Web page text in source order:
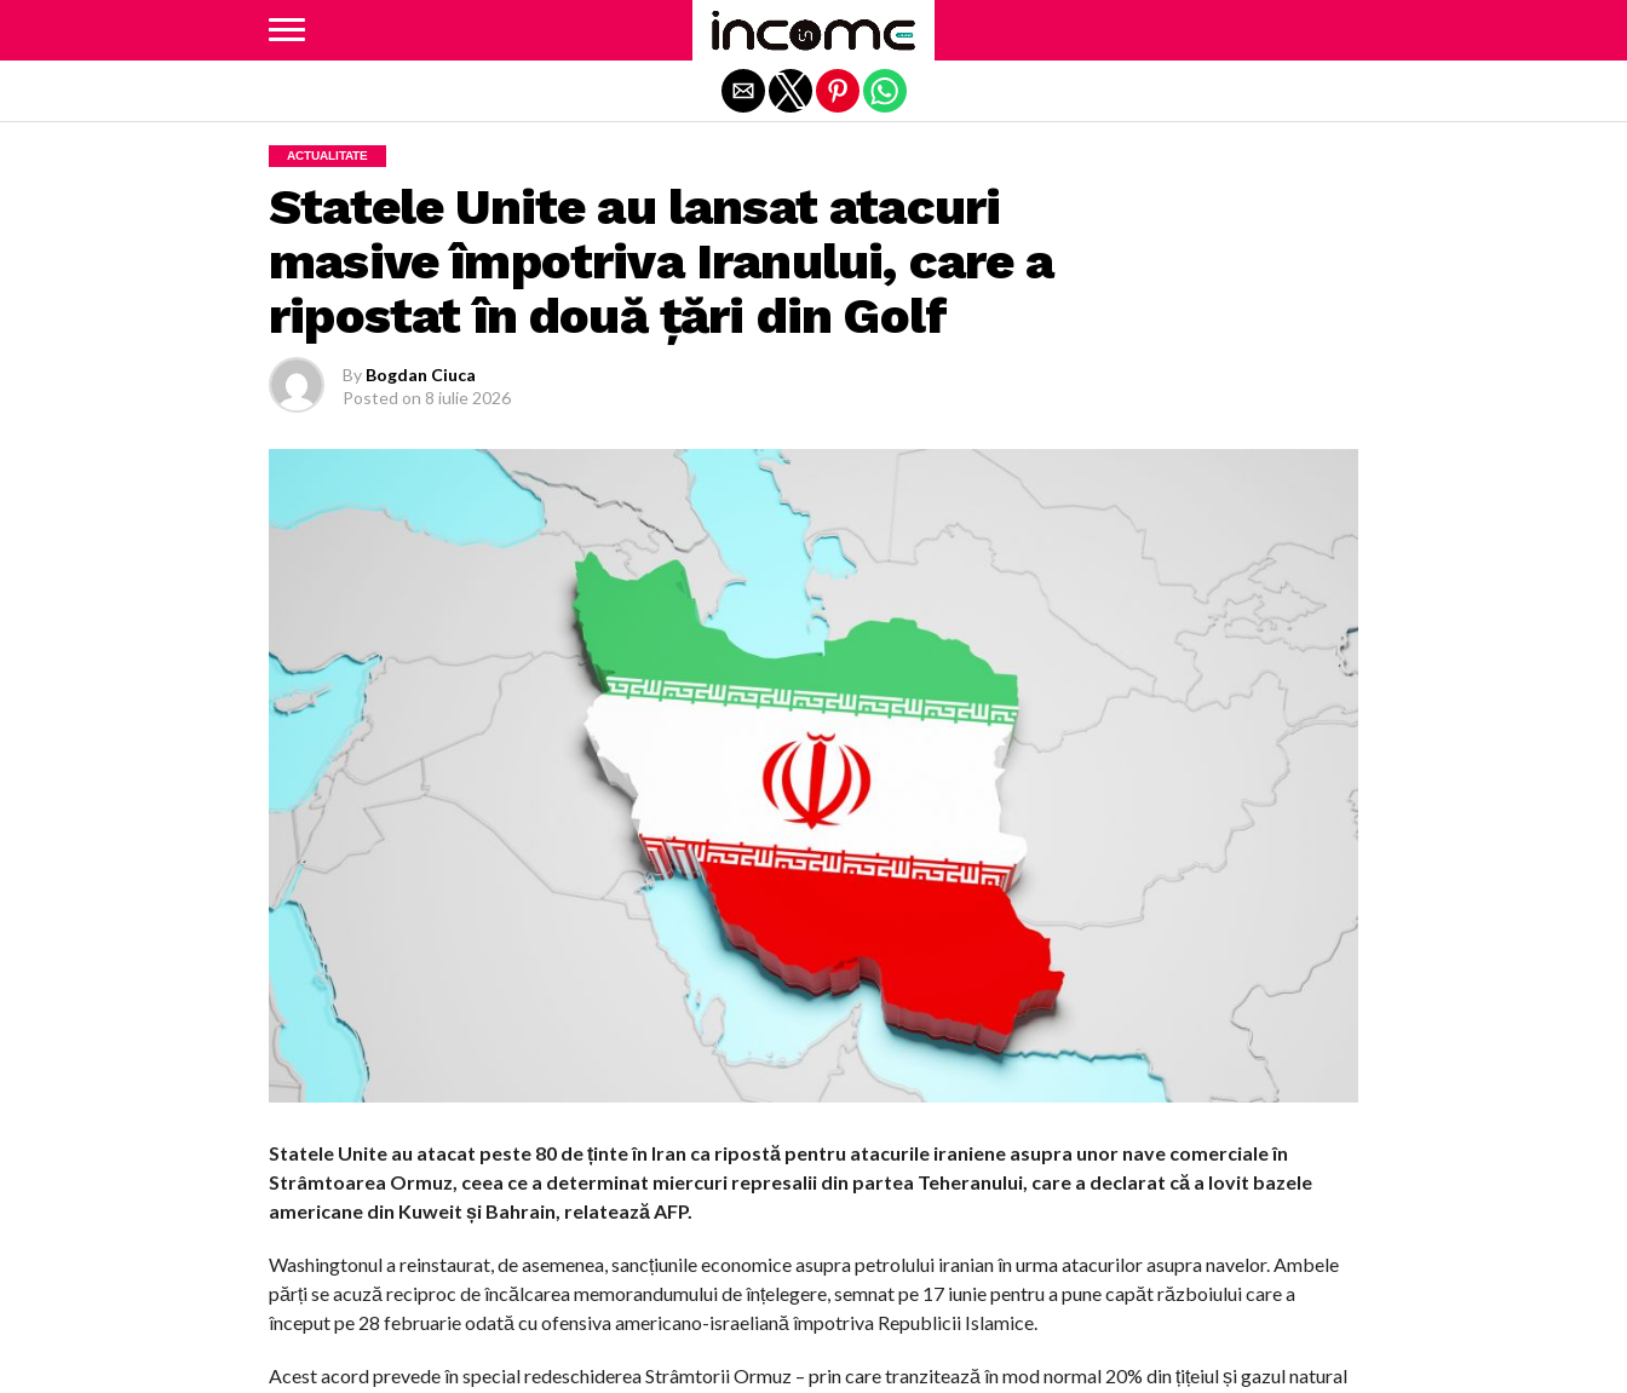
ACTUALITATE
Statele Unite au lansat atacuri
masive împotriva Iranului, care a
ripostat în două țări din Golf
By Bogdan Ciuca
Posted on 8 iulie 2026
Statele Unite au atacat peste 80 de ținte în Iran ca ripostă pentru atacurile iraniene asupra unor nave comerciale în
Strâmtoarea Ormuz, ceea ce a determinat miercuri represalii din partea Teheranului, care a declarat că a lovit bazele
americane din Kuweit și Bahrain, relatează AFP.
Washingtonul a reinstaurat, de asemenea, sancțiunile economice asupra petrolului iranian în urma atacurilor asupra navelor. Ambele
părți se acuză reciproc de încălcarea memorandumului de înțelegere, semnat pe 17 iunie pentru a pune capăt războiului care a
început pe 28 februarie odată cu ofensiva americano-israeliană împotriva Republicii Islamice.
Acest acord prevede în special redeschiderea Strâmtorii Ormuz – prin care tranzitează în mod normal 20% din țițeiul și gazul natural
Exit mobile version